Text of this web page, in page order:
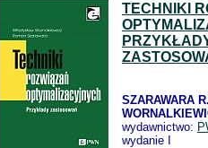
TECHNIKI
SZARAWARA
wydawnictwo:
wydanie I